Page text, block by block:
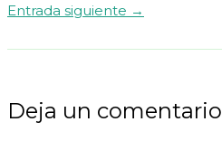
Entrada siguiente →
Deja un comentario